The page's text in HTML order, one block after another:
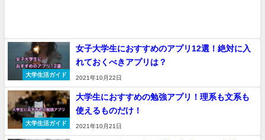
大学生活ガイド
女子大学生におすすめのアプリ12選！絶対に入
れておくべきアプリは？
2021年10月22日
大学生活ガイド
大学生におすすめの勉強アプリ！理系も文系も
使えるものだけ！
2021年10月21日